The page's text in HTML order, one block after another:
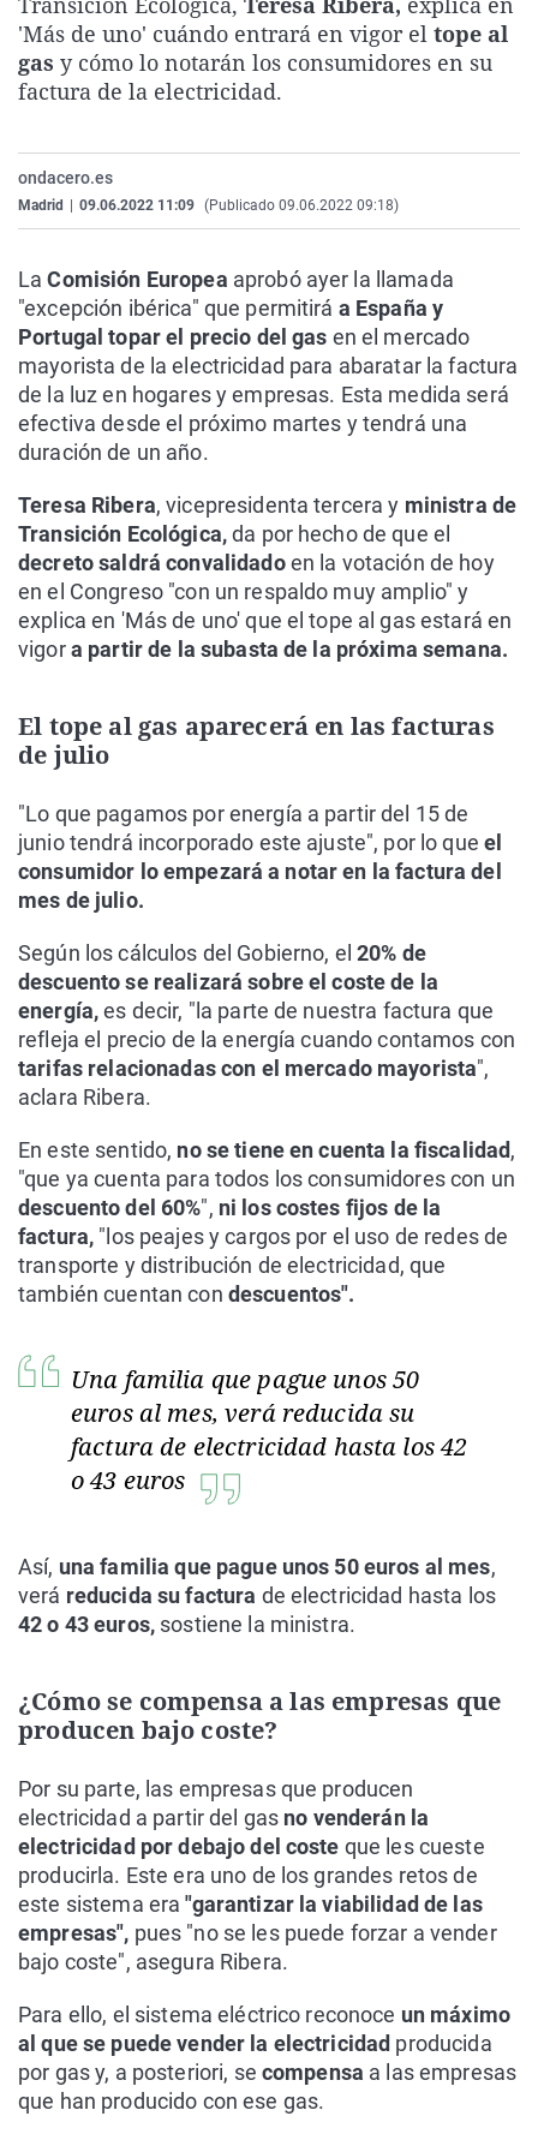
La rosa de los vientos
Gente viajera
Caso
Retornados
Extremadura
Galicia
Virales
Televisión
'Más de uno' cuándo entrará en vigor el tope al
gas y cómo lo notarán los consumidores en su
factura de la electricidad.
ondacero.es
Madrid 09.06.2022 11:09 (Publicado 09.06.2022 09:18)
LaComisión Europea aprobó ayer la llamada
"excepción ibérica" que permitirá a España y
Portugal topar el precio del gas en el mercado
mayorista de la electricidad para abaratar la factura
de la luz en hogares y empresas. Esta medida será
efectiva desde el próximo martes y tendrá una
duración de un año.
Teresa Ribera, vicepresidenta tercera y ministra de
Transición Ecológica,da por hecho de que el
decreto saldrá convalidadoen la votación de hoy
en el Congreso "con un respaldo muy amplio" y
explica en 'Más de uno' que el tope al gas estará en
vigora partir de la subasta de la próxima semana.
El tope al gas aparecerá en las facturas
de julio
"Lo que pagamos por energía a partir del 15 de
junio tendrá incorporado este ajuste", por lo queel
consumidor lo empezará a notar en la factura del
mes de julio.
Según los cálculos del Gobierno, el 20% de
descuento se realizará sobre el coste de la
energía,es decir, "la parte de nuestra factura que
refleja el precio de la energía cuando contamos con
tarifas relacionadas con el mercado mayorista",
aclara Ribera.
En este sentido, no se tiene en cuenta la fiscalidad,
"que ya cuenta para todos los consumidores con un
descuento del 60%", ni los costes fijos de la
factura, "los peajes y cargos por el uso de redes de
transporte y distribución de electricidad, que
también cuentan con descuentos".
Una familia que pague unos 50
euros al mes, verá reducida su
factura de electricidad hasta los 42
o 43 euros
Así, una familia que pague unos 50 euros al mes,
verá reducida su factura de electricidad hasta los
42 o 43 euros,sostiene la ministra.
¿Cómo se compensa a las empresas que
producen bajo coste?
Por su parte, las empresas que producen
electricidad a partir del gas no venderán la
electricidad por debajo del coste que les cueste
producirla. Este era uno de los grandes retos de
este sistema era"garantizar la viabilidad de las
empresas", pues "no se les puede forzar a vender
bajo coste", asegura Ribera.
Para ello, el sistema eléctrico reconoce un máximo
al que se puede vender la electricidad producida
por gas y, a posteriori, se compensa a las empresas
que han producido con ese gas.